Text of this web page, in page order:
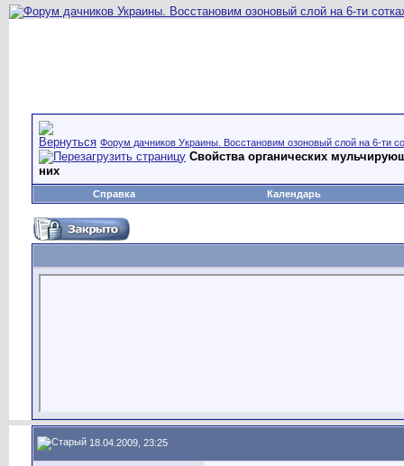
Форум дачников Украины. Восстановим озоновый слой на 6-ти
Свойства органических
них
Справка Календарь
18.04.2009, 23:25